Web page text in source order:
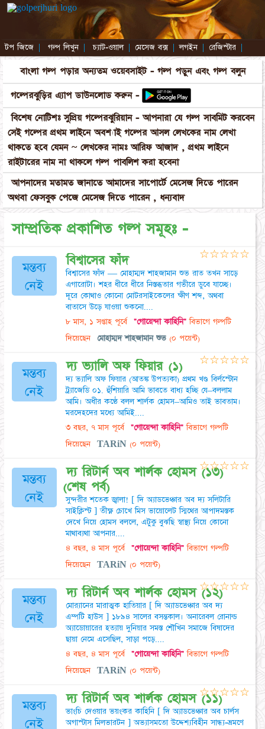
টপ জিজে | গল্প লিখুন | চ্যাট-ওয়াল | মেসেজ বক্স | লগইন | রেজিস্টার |
বাংলা গল্প পড়ার অন্যতম ওয়েবসাইট - গল্প পড়ুন এবং গল্প বলুন
গল্পেরঝুড়ির এ্যাপ ডাউনলোড করুন -
বিশেষ নোটিশঃ সুপ্রিয় গল্পেরঝুরিয়ান - আপনারা যে গল্প সাবমিট করবেন
সেই গল্পের প্রথম লাইনে অবশ্যাই গল্পের আসল লেখকের নাম লেখা
থাকতে হবে যেমন ~ লেখকের নামঃ আরিফ আজাদ , প্রথম লাইনে
রাইটারের নাম না থাকলে গল্প পাবলিশ করা হবেনা
আপনাদের মতামত জানাতে আমাদের সাপোর্টে মেসেজ দিতে পারেন
অথবা ফেসবুক পেজে মেসেজ দিতে পারেন , ধন্যবাদ
সাম্প্রতিক প্রকাশিত গল্প সমূহঃ -
মন্তব্য
নেই
বিশ্বাসের ফাঁদ
বিশ্বাসের ফাঁদ — মোহাম্মদ শাহজামান শুভ রাত তখন সাড়ে
এগারোটা। শহর ধীরে ধীরে নিস্তব্ধতার গভীরে ডুবে যাচ্ছে।
দূরে কোথাও কোনো মোটরসাইকেলের ক্ষীণ শব্দ, অথবা
বাতাসে উড়ে যাওয়া শুকনো....
৮ মাস, ১ সপ্তাহ পূর্বে "গোয়েন্দা কাহিনি"বিভাগে গল্পটি
দিয়েছেন
মোহাম্মদ শাহজামান শুভ (০ পয়েন্ট)
☆☆☆☆☆
মন্তব্য
নেই
দ্য ভ্যালি অফ ফিয়ার (১)
দ্য ভ্যালি অফ ফিয়ার (আতঙ্ক উপত্যকা) প্রথম খণ্ড বির্লস্টোন
ট্র্যাজেডি ০১. হুঁশিয়ারি আমি ভাবতে বাধ্য হচ্ছি যে–বললাম
আমি। অধীর কণ্ঠে বলল শার্লক হোমস–আমিও তাই ভাবতাম।
মরদেহদের মধ্যে আমিই....
৩ বছর, ৭ মাস পূর্বে "গোয়েন্দা কাহিনি"বিভাগে গল্পটি
দিয়েছেন
TARiN(০ পয়েন্ট)
☆☆☆☆☆
মন্তব্য
নেই
দ্য রিটার্ন অব শার্লক হোমস (১৩)
(শেষ পর্ব)
সুন্দরীর শতেক জ্বালা! [ দি অ্যাডভেঞ্চার অব দ্য সলিটারি
সাইক্লিস্ট ] তীক্ষ্ণ চোখে মিস ভায়োলেট স্মিথের আপাদমস্তক
দেখে নিয়ে হোমস বললে, এটুকু বুঝছি স্বাস্থ্য নিয়ে কোনো
মাথাব্যথা আপনার....
৪ বছর, ৪ মাস পূর্বে "গোয়েন্দা কাহিনি"বিভাগে গল্পটি
দিয়েছেন
TARiN(০ পয়েন্ট)
☆☆☆☆☆
মন্তব্য
নেই
দ্য রিটার্ন অব শার্লক হোমস (১২)
মোর‍্যানের মারাত্মক হাতিয়ার [ দি অ্যাডভেঞ্চার অব দ্য
এম্পটি হাউস ] ১৮৯৪ সালের বসন্তকাল। অনারেবল রোনাল্ড
অ্যাডোয়ারের হত্যায় দুনিয়ার সমস্ত শৌখিন সমাজে বিষাদের
ছায়া নেমে এসেছিল, সাড়া পড়ে....
৪ বছর, ৪ মাস পূর্বে "গোয়েন্দা কাহিনি"বিভাগে গল্পটি
দিয়েছেন
TARiN(০ পয়েন্ট)
☆☆☆☆☆
মন্তব্য
নেই
দ্য রিটার্ন অব শার্লক হোমস (১১)
ভাংচি দেওয়ার ভয়ংকর কাহিনি [ দি অ্যাডভেঞ্চার অব চার্লস
অগাস্টাস মিলভারটন ] অভ্যাসমতো উদ্দেশ্যবিহীন সান্ধ্য-ভ্রমণে
☆☆☆☆☆